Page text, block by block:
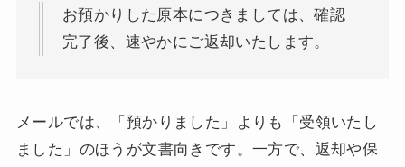
お預かりした原本につきましては、確認
完了後、速やかにご返却いたします。
メールでは、「預かりました」よりも「受領いたし
ました」のほうが文書向きです。一方で、返却や保